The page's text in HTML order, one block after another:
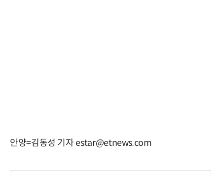
안양=김동성 기자 estar@etnews.com